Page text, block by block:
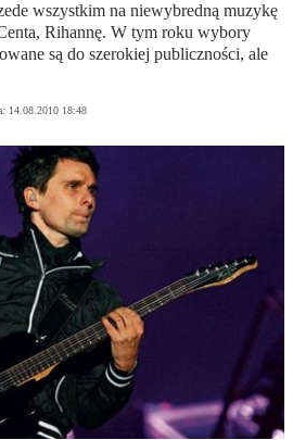
wszystkim na niewybredną muzykę
Rihannę. W tym roku wybory
są do szerokiej publiczności, ale
14.08.2010 18:48